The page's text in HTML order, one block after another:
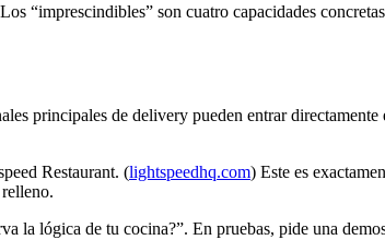
“imprescindibles” son cuatro capacidades
principales de delivery pueden entrar
Restaurant. (lightspeedhq.com) Este es
la lógica de tu cocina?”. En pruebas, pide una